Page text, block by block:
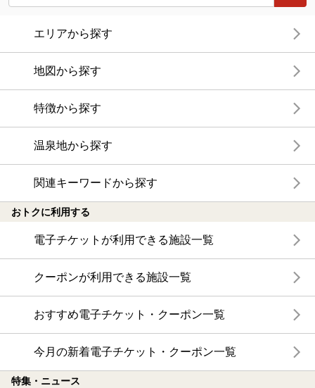
エリアから探す
地図から探す
特徴から探す
温泉地から探す
関連キーワードから探す
おトクに利用する
電子チケットが利用できる施設一覧
クーポンが利用できる施設一覧
おすすめ電子チケット・クーポン一覧
今月の新着電子チケット・クーポン一覧
特集・ニュース